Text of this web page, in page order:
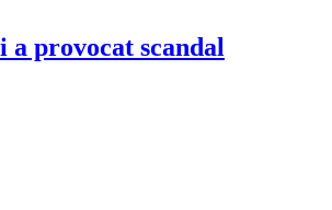
provocat scandal